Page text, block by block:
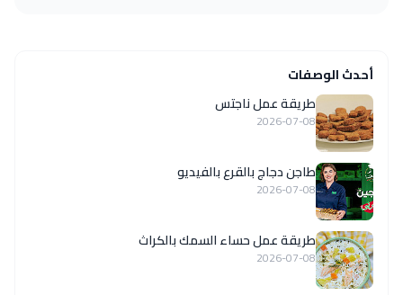
أحدث الوصفات
طريقة عمل ناجتس
2026-07-08
طاجن دجاج بالقرع بالفيديو
2026-07-08
طريقة عمل حساء السمك بالكراث
2026-07-08